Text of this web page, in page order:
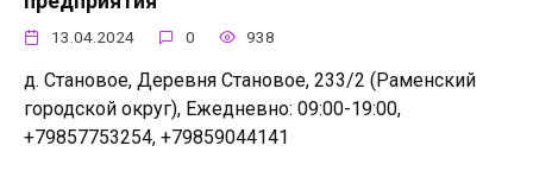
13.04.2024 0 938
д. Становое, Деревня Становое, 233/2 (Раменский
городской округ), Ежедневно: 09:00-19:00,
+79857753254, +79859044141